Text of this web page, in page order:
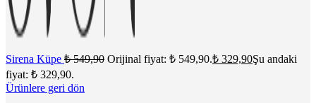
Sirena Küpe ₺549,90 Orijinal fiyat: ₺ 549,90.₺ 329,90Şu andaki
fiyat: ₺ 329,90.
Ürünlere geri dön